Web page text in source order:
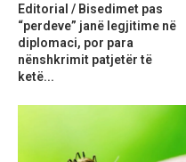
Editorial / Bisedimet pas
“perdeve” janë legjitime në
diplomaci, por para
nënshkrimit patjetër të
ketë...